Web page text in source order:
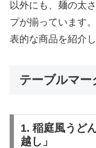
以外にも、麺の太
プが揃っています
表的な商品を紹介し
テーブルマ
1. 稲庭風うど
越し」